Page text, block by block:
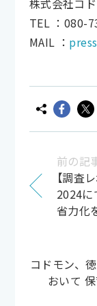
株式会社コ
TEL ：080-
MAIL ：
前の記
【調査
2024に
省力化
コドモン、
おいて